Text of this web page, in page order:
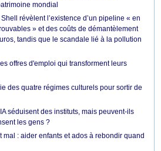
mondial
révèlent l’existence d’un pipeline « en
» et des coûts de démantèlement
tandis que le scandale lié à la pollution
offres d'emploi qui transforment leurs
des quatre régimes culturels pour sortir de
séduisent des instituts, mais peuvent-ils
les gens ?
mal : aider enfants et ados à rebondir quand